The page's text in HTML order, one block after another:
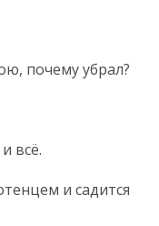
почему убрал?
всё.
и садится